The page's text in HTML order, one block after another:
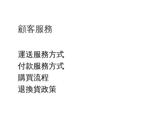
顧客服務
運送服務方式
付款服務方式
購買流程
退換貨政策